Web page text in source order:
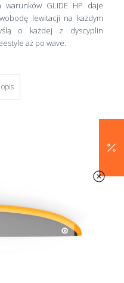
GLIDE HP daje
lewitacji na każdym
o każdej z dyscyplin
aż po wave.
opis